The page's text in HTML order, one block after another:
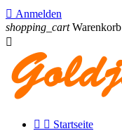
 Anmelden
shopping_cart Warenkorb

  Startseite